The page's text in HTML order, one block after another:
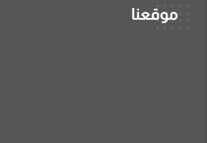
موقعنا